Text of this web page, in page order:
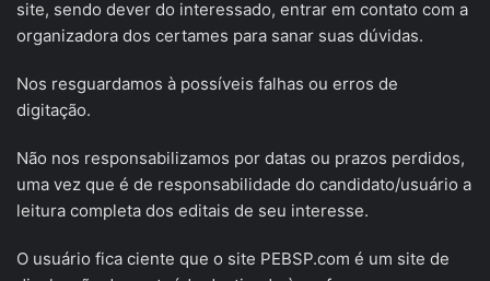
site, sendo dever do interessado, entrar em contato com a
organizadora dos certames para sanar suas dúvidas.
Nos resguardamos à possíveis falhas ou erros de
digitação.
Não nos responsabilizamos por datas ou prazos perdidos,
uma vez que é de responsabilidade do candidato/usuário a
leitura completa dos editais de seu interesse.
O usuário fica ciente que o site PEBSP.com é um site de